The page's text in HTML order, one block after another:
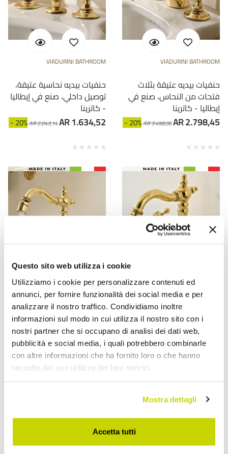
Questo sito web utilizza i cookie
Utilizziamo i cookie per personalizzare contenuti ed
annunci, per fornire funzionalità dei social media e per
analizzare il nostro traffico. Condividiamo inoltre
informazioni sul modo in cui utilizza il nostro sito con i
nostri partner che si occupano di analisi dei dati web,
pubblicità e social media, i quali potrebbero combinarle
con altre informazioni che ha fornito loro o che hanno
raccolto dal suo utilizzo dei loro servizi.
Mostra dettagli
Accetta tutti
VIADURINI BATHROOM
حنفيات بيديه نحاسية عتيقة،
توصيل داخلي، صنع في إيطاليا
- كاترينا
- 20%AR 2.043,14AR 1.634,52
VIADURINI BATHROOM
حنفيات بيديه عتيقة بثلاث
فتحات من النحاس، صنع في
إيطاليا - كاترينا
- 20%AR 3.498,06AR 2.798,45
VIADURINI BATHROOM
حنفيات بيديه عتيقة بثلاث
فتحات من النحاس العتيق،
صنع في إيطاليا - أورسولا
- 20% AR 3.498,06AR 2.798,45
VIADURINI BATHROOM
خلاط بيديه نحاسي بفتحة
واحدة على الطراز العتيق، صنع
في إيطاليا - أورسولا
- 20%AR 2.579,17 AR 2.063,33